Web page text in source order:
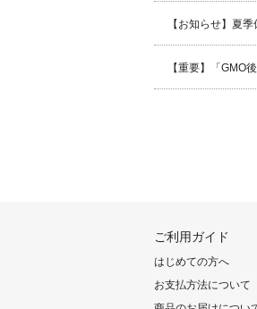
【お知らせ】夏
【重要】「GMO
ご利用ガイド
はじめての方へ
お支払方法について